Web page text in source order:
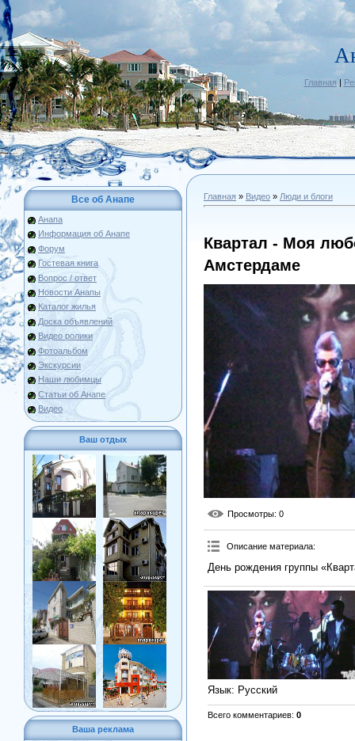
Главная |
Все об Анапе
Анапа
Информация об Анапе
Форум
Гостевая книга
Вопрос / ответ
Новости Анапы
Каталог жилья
Доска объявлений
Видео ролики
Фотоальбом
Экскурсии
Наши любимцы
Статьи об Анапе
Видео
Ваш отдых
Ваша реклама
Главная » Видео » Люди и блоги
Квартал - Моя
Амстердаме
Просмотры: 0
Описание материала:
День рождения группы
Язык: Русский
Всего комментариев: 0